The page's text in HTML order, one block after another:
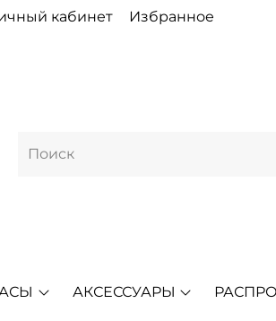
кабинет Избранное
АКСЕССУАРЫ